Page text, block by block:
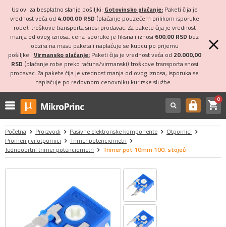
Uslovi za besplatno slanje pošiljki: Gotovinsko plaćanje:Paketi čija je
vrednost veća od 4.000,00 RSD (plaćanje pouzećem prilikom isporuke
robe), troškove transporta snosi prodavac. Za pakete čija je vrednost
manja od ovog iznosa, cena isporuke je fiksna i iznosi 600,00 RSD bez
obzira na masu paketa i naplaćuje se kupcu po prijemu
pošiljke. Virmansko plaćanje:Paketi čija je vrednost veća od 20.000,00
RSD (plaćanje robe preko računa/virmanski) troškove transporta snosi
prodavac. Za pakete čija je vrednost manja od ovog iznosa, isporuka se
naplaćuje po redovnom cenovniku kurirske službe.
https shopping_cart0
Početna Proizvodi Pasivne elektronske komponente
Otpornici
Promenljivi otpornici
Trimer potenciometri
Jednoobrtni trimer potenciometri
Trimer pot 10mm 100, stojeći